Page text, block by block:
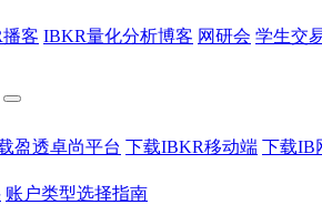
客 IBKR量化分析博客 网研会 学生交
盈透卓尚平台 下载IBKR移动端 下载IB
账户类型选择指南